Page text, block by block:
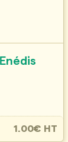
1.00€ HT